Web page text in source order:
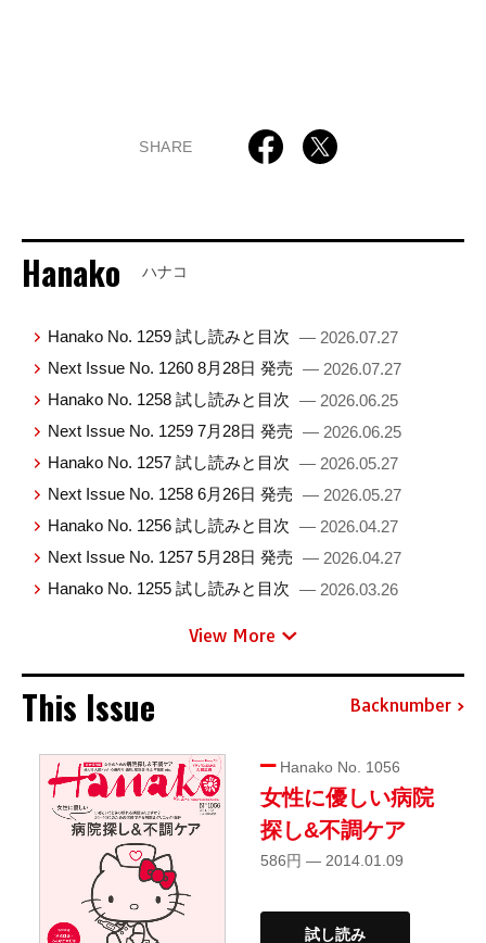
SHARE
Hanako ハナコ
Hanako No. 1259 試し読みと目次 — 2026.07.27
Next Issue No. 1260 8月28日 発売 — 2026.07.27
Hanako No. 1258 試し読みと目次 — 2026.06.25
Next Issue No. 1259 7月28日 発売 — 2026.06.25
Hanako No. 1257 試し読みと目次 — 2026.05.27
Next Issue No. 1258 6月26日 発売 — 2026.05.27
Hanako No. 1256 試し読みと目次 — 2026.04.27
Next Issue No. 1257 5月28日 発売 — 2026.04.27
Hanako No. 1255 試し読みと目次 — 2026.03.26
View More
This Issue Backnumber
Hanako No. 1056
女性に優しい病院
探し&不調ケア
586円 — 2014.01.09
試し読み